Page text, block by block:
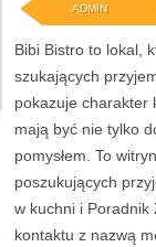
ADMIN
Bibi Bistro to lokal,
szukających
pokazuje charakter
mają być nie tylko
pomysłem. To
poszukujących
w kuchni i Poradnik
kontaktu z nazwą